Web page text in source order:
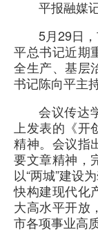
平报融媒
5月29日
平总书记近期
全生产、基层
书记陈向平主
会议传达
上发表的《
精神。会议指
要文章精神，
以“两城”建设
快构建现代化
大高水平开放
市各项事业高